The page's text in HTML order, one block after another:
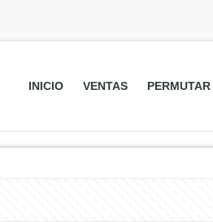
INICIO VENTAS PERMUTAR